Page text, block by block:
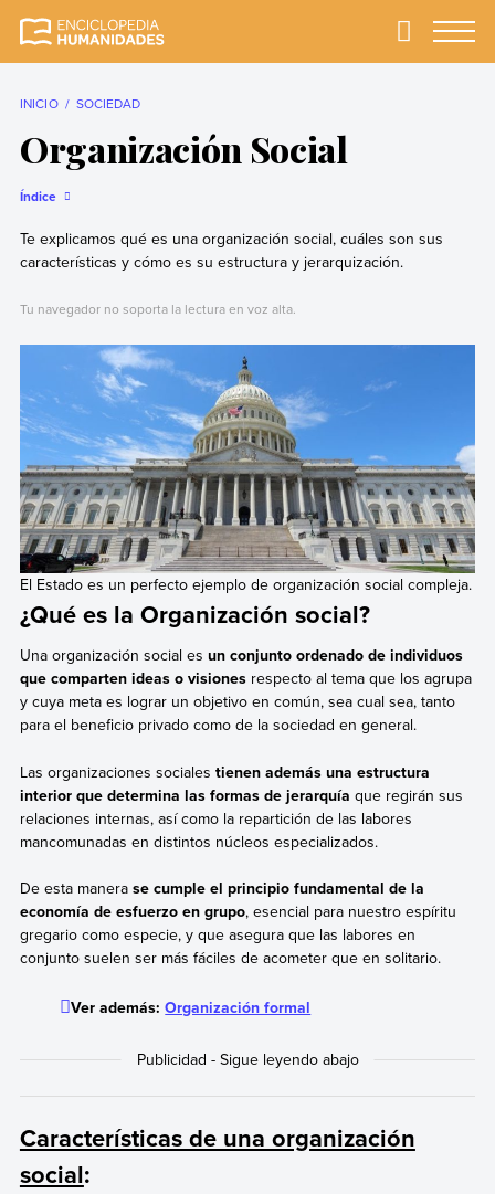
completa y más
Primary
INICIO SOCIEDAD
Organización Social
Índice
Te explicamos qué es una organización social, cuáles son sus
características y cómo es su estructura y jerarquización.
Tu navegador no soporta la lectura en voz alta.
El Estado es un perfecto ejemplo de organización social compleja.
¿Qué es la Organización social?
Una organización social es un conjunto ordenado de individuos
que comparten ideas o visionesrespecto al tema que los agrupa
y cuya meta es lograr un objetivo en común, sea cual sea, tanto
para el beneficio privado como de la sociedad en general.
Las organizaciones sociales tienen además una estructura
interior que determina las formas de jerarquía que regirán sus
relaciones internas, así como la repartición de las labores
mancomunadas en distintos núcleos especializados.
De esta manera se cumple el principio fundamental de la
economía de esfuerzo en grupo, esencial para nuestro espíritu
gregario como especie, y que asegura que las labores en
conjunto suelen ser más fáciles de acometer que en solitario.
Ver además:Organización formal
Características de una organización
social: